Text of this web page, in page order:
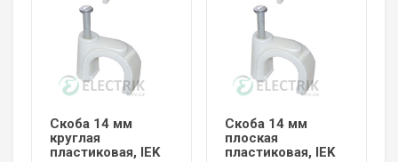
Скоба 14 мм
круглая
пластиковая, IEK
Скоба 14 мм
плоская
пластиковая, IEK